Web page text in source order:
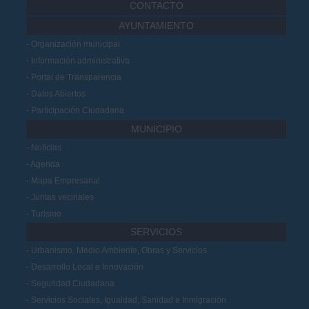
CONTACTO
AYUNTAMIENTO
Organización municipal
Información administrativa
Portal de Transparencia
Datos Abiertos
Participación Ciudadana
MUNICIPIO
Noticias
Agenda
Mapa Empresarial
Juntas vecinales
Turismo
SERVICIOS
Urbanismo, Medio Ambiente, Obras y Servicios
Desarrollo Local e Innovación
Seguridad Ciudadana
Servicios Sociales, Igualdad, Sanidad e Inmigración